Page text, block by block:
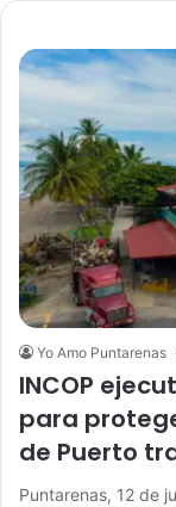
Yo Amo Puntarenas
INCOP
para
de Puerto
Puntarenas, 12 de